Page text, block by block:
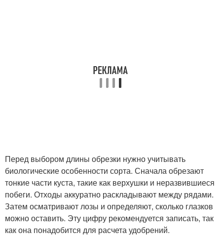
Перед выбором длины обрезки нужно учитывать
биологические особенности сорта. Сначала обрезают
тонкие части куста, такие как верхушки и неразвившиеся
побеги. Отходы аккуратно раскладывают между рядами.
Затем осматривают лозы и определяют, сколько глазков
можно оставить. Эту цифру рекомендуется записать, так
как она понадобится для расчета удобрений.